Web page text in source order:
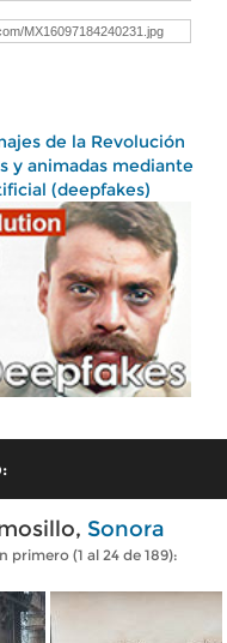
de la Revolución
y animadas mediante
(deepfakes)
Sonora
(1 al 24 de 189):